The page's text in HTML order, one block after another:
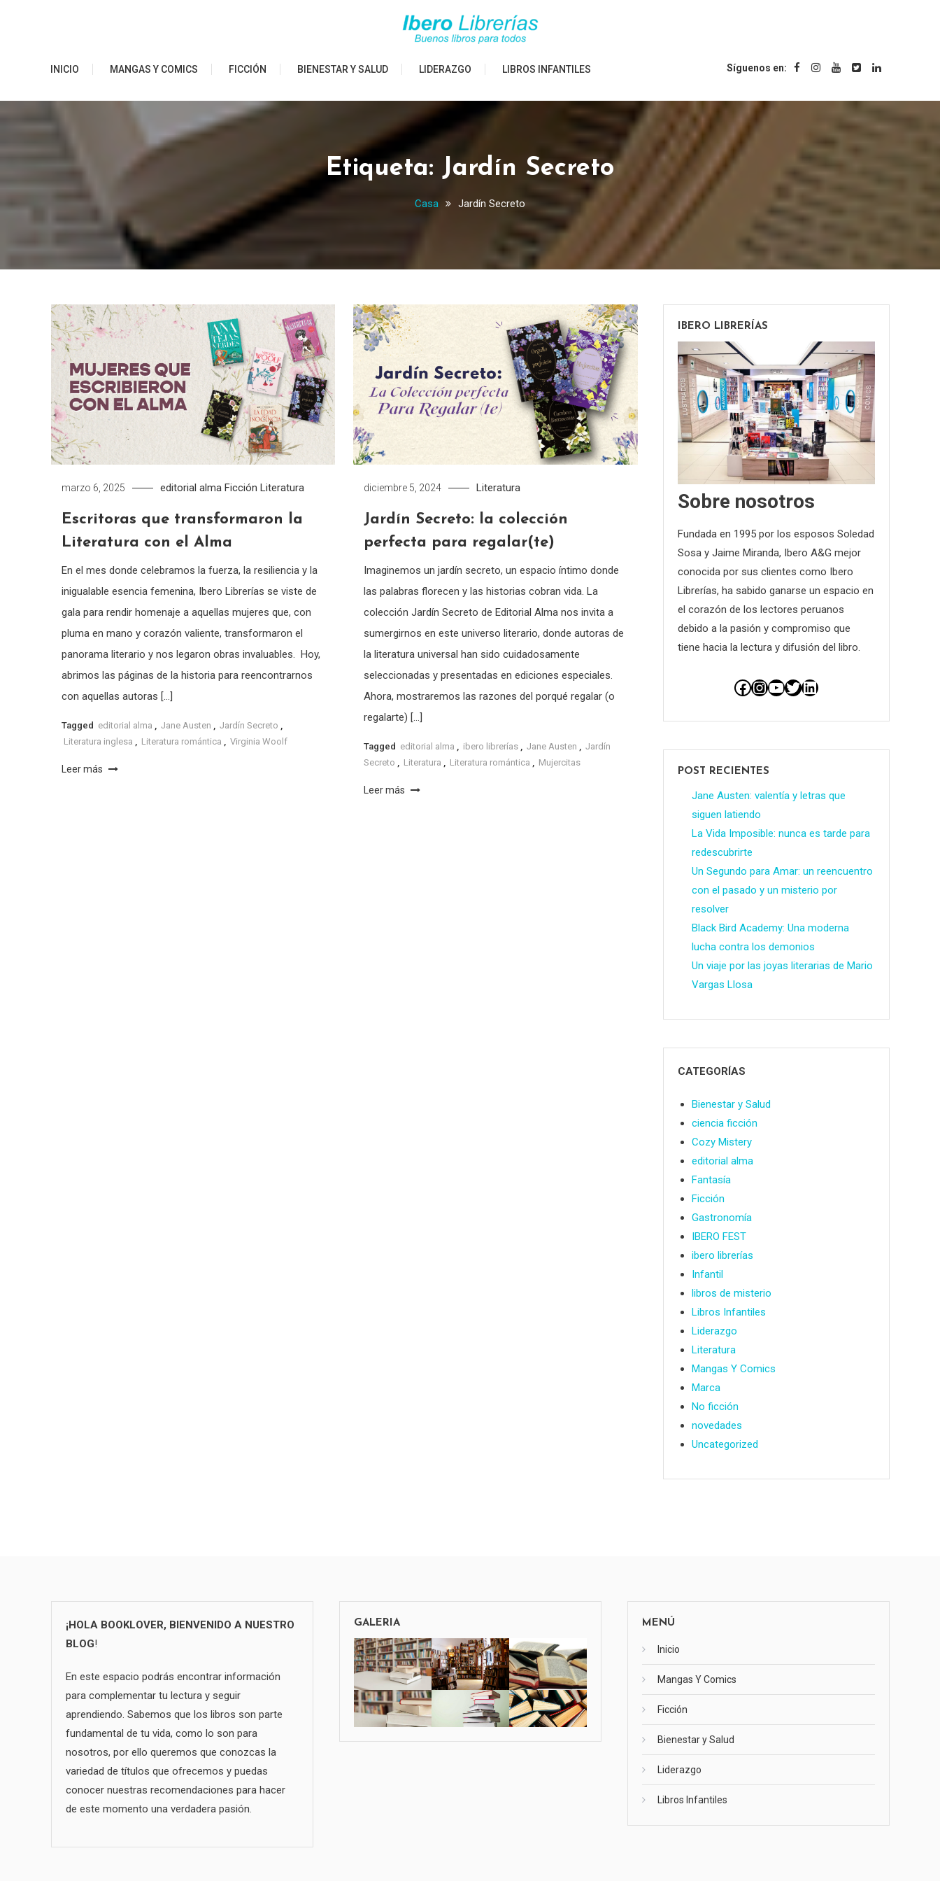
Ibero Librerías
INICIO MANGAS Y COMICS FICCIÓN BIENESTAR Y SALUD LIDERAZGO LIBROS INFANTILES Síguenos en:
Etiqueta: Jardín Secreto
Casa Jardín Secreto
marzo 6, 2025 editorial alma Ficción Literatura
Escritoras que transformaron la
Literatura con el Alma
En el mes donde celebramos la fuerza, la resiliencia y la
inigualable esencia femenina, Ibero Librerías se viste de
gala para rendir homenaje a aquellas mujeres que, con
pluma en mano y corazón valiente, transformaron el
panorama literario y nos legaron obras invaluables. Hoy,
abrimos las páginas de la historia para reencontrarnos
con aquellas autoras […]
Tagged editorial alma Jane Austen Jardín Secreto
Literatura inglesa
Literatura romántica Virginia Woolf
Leer más
diciembre 5, 2024 Literatura
Jardín Secreto: la colección
perfecta para regalar(te)
Imaginemos un jardín secreto, un espacio íntimo donde
las palabras florecen y las historias cobran vida. La
colección Jardín Secreto de Editorial Alma nos invita a
sumergirnos en este universo literario, donde autoras de
la literatura universal han sido cuidadosamente
seleccionadas y presentadas en ediciones especiales.
Ahora, mostraremos las razones del porqué regalar (o
regalarte) […]
Tagged editorial alma ibero librerías Jane Austen
Jardín
Secreto
Literatura Literatura romántica Mujercitas
Leer más
IBERO LIBRERÍAS
Sobre nosotros
Fundada en 1995 por los esposos Soledad
Sosa y Jaime Miranda, Ibero A&G mejor
conocida por sus clientes como Ibero
Librerías, ha sabido ganarse un espacio en
el corazón de los lectores peruanos
debido a la pasión y compromiso que
tiene hacia la lectura y difusión del libro.
Facebook
Instagram
YouTube
Twitter
LinkedIn
POST RECIENTES
Jane Austen: valentía y letras que
siguen latiendo
La Vida Imposible: nunca es tarde para
redescubrirte
Un Segundo para Amar: un reencuentro
con el pasado y un misterio por
resolver
Black Bird Academy: Una moderna
lucha contra los demonios
Un viaje por las joyas literarias de Mario
Vargas Llosa
CATEGORÍAS
Bienestar y Salud
ciencia ficción
Cozy Mistery
editorial alma
Fantasía
Ficción
Gastronomía
IBERO FEST
ibero librerías
Infantil
libros de misterio
Libros Infantiles
Liderazgo
Literatura
Mangas Y Comics
Marca
No ficción
novedades
Uncategorized
¡HOLA BOOKLOVER, BIENVENIDO A NUESTRO
BLOG!
En este espacio podrás encontrar información
para complementar tu lectura y seguir
aprendiendo. Sabemos que los libros son parte
fundamental de tu vida, como lo son para
nosotros, por ello queremos que conozcas la
variedad de títulos que ofrecemos y puedas
conocer nuestras recomendaciones para hacer
de este momento una verdadera pasión.
GALERIA MENÚ
Inicio
Mangas Y Comics
Ficción
Bienestar y Salud
Liderazgo
Libros Infantiles